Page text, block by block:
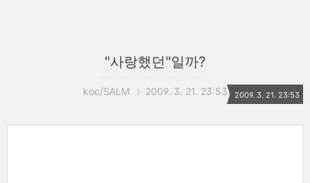
"사랑했던"일까?
koc/SALM 2009. 3. 21. 23:53 2009. 3. 21. 23:53